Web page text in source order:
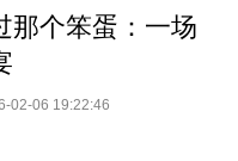
那个笨蛋：一场
02-06 19:22:46